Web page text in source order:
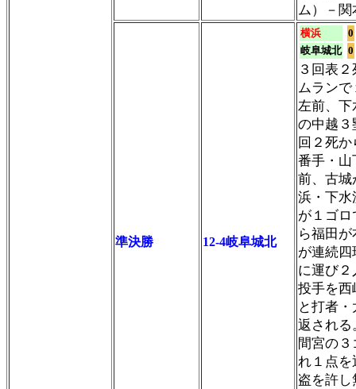
ム）－
準決勝 12-4岐阜城北
横浜
0
岐阜城北 0
３回表
ムラン
左前、
の中越３
回２死
番手・山
前、古城
浜・下水
が１ゴ
ら福田
が連続
に運び
投手を西
と打者
返される
間宮の
れ１点を
盗を許